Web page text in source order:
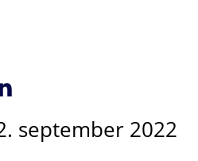
september 2022